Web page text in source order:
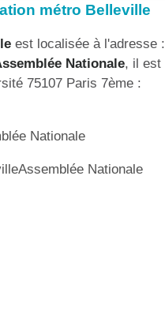
métro Belleville
est localisée à l'adresse
Nationale, il est
75107 Paris 7ème :
Nationale